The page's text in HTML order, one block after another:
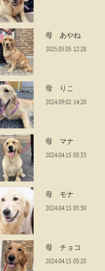
母 あやね
2025.05.05 12:28
母 りこ
2024.09.02 14:20
母 マナ
2024.04.15 05:33
母 モナ
2024.04.15 05:30
母 チョコ
2024.04.15 05:20